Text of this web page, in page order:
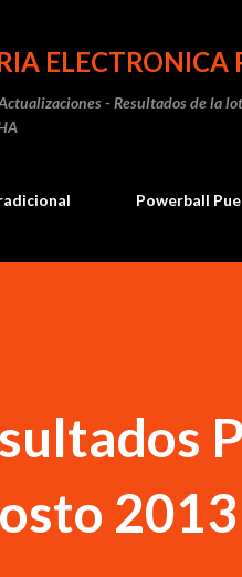
ELECTRONICA
- Resultados de la
Powerball
2013